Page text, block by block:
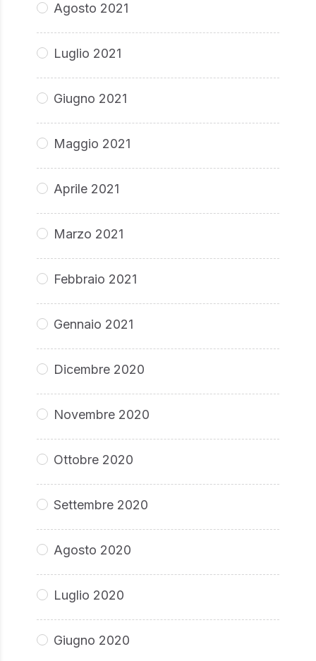
Agosto 2021
Luglio 2021
Giugno 2021
Maggio 2021
Aprile 2021
Marzo 2021
Febbraio 2021
Gennaio 2021
Dicembre 2020
Novembre 2020
Ottobre 2020
Settembre 2020
Agosto 2020
Luglio 2020
Giugno 2020